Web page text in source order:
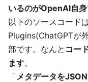
いるのがOpenAI自身
以下のソースコード
Plugins(ChatGPTが
部です。なんと コー
ます。
「 メタデータを